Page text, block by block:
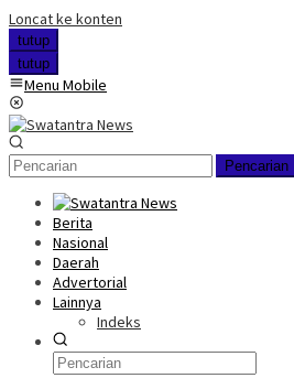
Loncat ke konten
tutup
tutup
Menu Mobile
Pencarian
Berita
Nasional
Daerah
Advertorial
Lainnya
Indeks